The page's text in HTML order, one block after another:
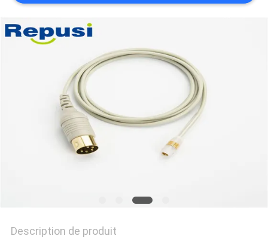
DEMANDEZ
UNE
CITATION
Description de produit